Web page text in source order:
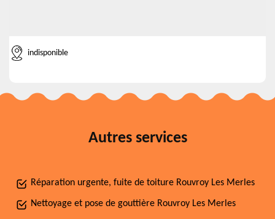
indisponible
Autres services
Réparation urgente, fuite de toiture Rouvroy Les Merles
Nettoyage et pose de gouttière Rouvroy Les Merles